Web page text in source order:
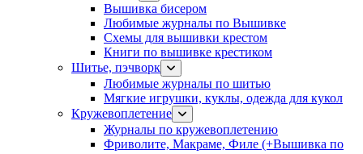
Вышивка бисером
Любимые журналы по Вышивке
Схемы для вышивки крестом
Книги по вышивке крестиком
Шитье, пэчворк
Любимые журналы по шитью
Мягкие игрушки, куклы, одежда для кукол
Кружевоплетение
Журналы по кружевоплетению
Фриволите, Макраме, Филе (+Вышивка по